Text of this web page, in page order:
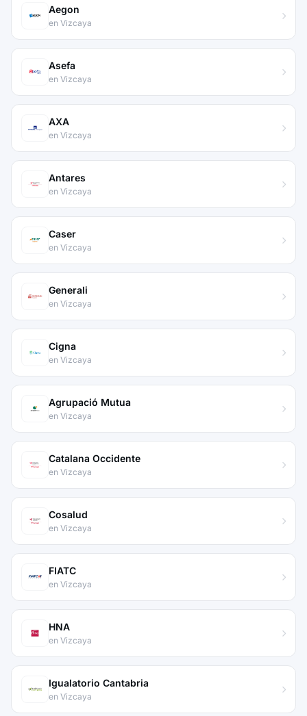
Aegon
en Vizcaya
Asefa
en Vizcaya
AXA
en Vizcaya
Antares
en Vizcaya
Caser
en Vizcaya
Generali
en Vizcaya
Cigna
en Vizcaya
Agrupació Mutua
en Vizcaya
Catalana Occidente
en Vizcaya
Cosalud
en Vizcaya
FIATC
en Vizcaya
HNA
en Vizcaya
Igualatorio Cantabria
en Vizcaya